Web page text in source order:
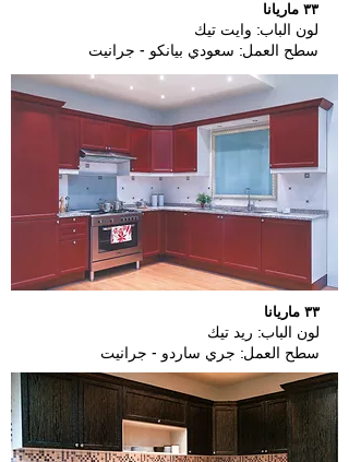
٣٣ ماريانا
لون الباب: وايت تيك
سطح العمل: سعودي بيانكو - جرانيت
٣٣ ماريانا
لون الباب: ريد تيك
سطح العمل: جري ساردو - جرانيت